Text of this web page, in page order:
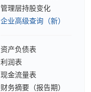
管理层持股变化
企业高级查询（新）
资产负债表
利润表
现金流量表
财务摘要（报告期）